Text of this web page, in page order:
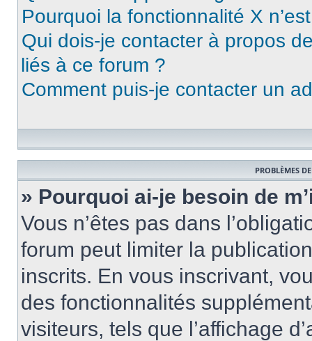
Pourquoi la fonctionnalité X
Qui dois-je contacter à propos
liés à ce forum ?
Comment puis-je contacter un
PROBLÈMES
» Pourquoi ai-je besoin de
Vous n’êtes pas dans
forum peut limiter la
inscrits. En vous inscrivant,
des fonctionnalités
visiteurs, tels que l’affichage